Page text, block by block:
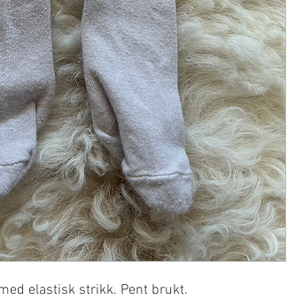
elastisk strikk. Pent brukt.